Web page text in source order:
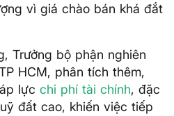
vì giá chào bán khá đắt
Trưởng bộ phận nghiên
HCM, phân tích thêm,
lực chi phí tài chính, đặc
đất cao, khiến việc tiếp